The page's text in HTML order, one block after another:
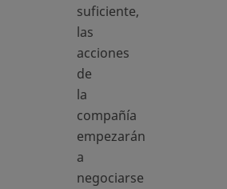
suficiente,
las
acciones
de
la
compañía
empezarán
a
negociarse